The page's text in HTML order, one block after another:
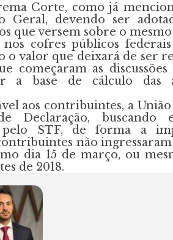
Corte, como já
Geral, devendo ser
que versem sobre o
cofres públicos
o valor que deixará de ser
começaram as discussões
a base de cálculo das
aos contribuintes, a
Declaração, buscando
pelo STF, de forma a
não
dia 15 de março, ou
de 2018.